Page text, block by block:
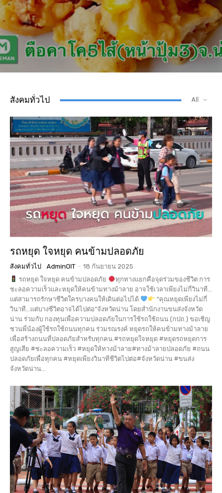
สังคมทั่วไป All
รถหยุด ใจหยุด คนข้ามปลอดภัย
สังคมทั่วไป AdminOIT - 18 กันยายน 2025
รถหยุด ใจหยุด คนข้ามปลอดภัย
ทุกทางแยกคือจุดร่วมของชีวิต การ
ชะลอความเร็วและหยุดให้คนข้ามทางม้าลาย อาจใช้เวลาเพียงไม่กี่วินาที...
แต่สามารถรักษาชีวิตใครบางคนให้เดินต่อไปได้
“คุณหยุดเพียงไม่กี่
วินาที…แต่บางชีวิตอาจได้ไปต่อ”จังหวัดน่าน โดยสำนักงานขนส่งจังหวัด
น่าน ร่วมกับ กองทุนเพื่อความปลอดภัยในการใช้รถใช้ถนน (กปถ.) ขอเชิญ
ชวนพี่น้องผู้ใช้รถใช้ถนนทุกคน ร่วมรณรงค์ หยุดรถให้คนข้ามทางม้าลาย
เพื่อสร้างถนนที่ปลอดภัยสำหรับทุกคน.#รถหยุดใจหยุด #หยุดรถหยุดการ
สูญเสีย #ชะลอความเร็ว #หยุดให้ทางม้าลาย#ทางม้าลายปลอดภัย #ถนน
ปลอดภัยเพื่อทุกคน #หยุดเพียงวินาทีชีวิตไปต่อ#จังหวัดน่าน #ขนส่ง
จังหวัดน่าน...